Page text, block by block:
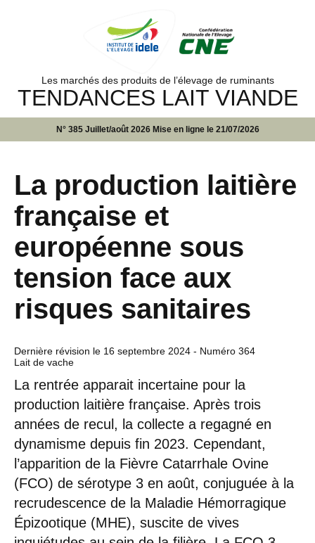
Les marchés des produits de l’élevage de ruminants
TENDANCES LAIT VIANDE
N° 385 Juillet/août 2026 Mise en ligne le 21/07/2026
La production laitière
française et
européenne sous
tension face aux
risques sanitaires
Dernière révision le 16 septembre 2024 - Numéro 364
Lait de vache
La rentrée apparait incertaine pour la
production laitière française. Après trois
années de recul, la collecte a regagné en
dynamisme depuis fin 2023. Cependant,
l’apparition de la Fièvre Catarrhale Ovine
(FCO) de sérotype 3 en août, conjuguée à la
recrudescence de la Maladie Hémorragique
Épizootique (MHE), suscite de vives